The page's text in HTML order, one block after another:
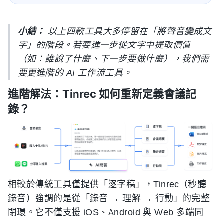
小結： 以上四款工具大多停留在「將聲音變成文
字」的階段。若要進一步從文字中提取價值
（如：誰說了什麼、下一步要做什麼），我們需
要更進階的 AI 工作流工具。
進階解法：Tinrec 如何重新定義會議記
錄？
相較於傳統工具僅提供「逐字稿」，Tinrec（秒聽
錄音）強調的是從「錄音 → 理解 → 行動」的完整
閉環。它不僅支援 iOS、Android 與 Web 多端同